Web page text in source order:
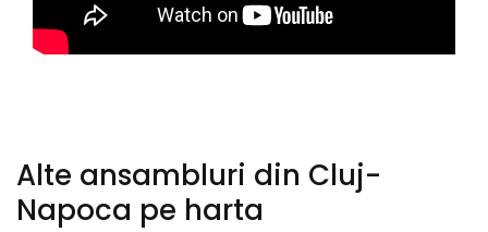
Alte ansambluri din Cluj-
Napoca pe harta